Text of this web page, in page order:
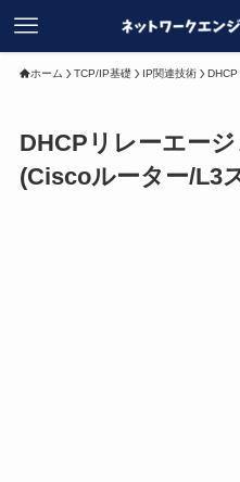
ホーム TCP/IP基礎 IP関連技術 DHCP
DHCPリレーエー
(Ciscoルーター/L3